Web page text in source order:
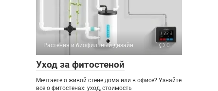
Растения и биофильный дизайн 0
Уход за фитостеной
Мечтаете о живой стене дома или в офисе? Узнайте
все о фитостенах: уход, стоимость